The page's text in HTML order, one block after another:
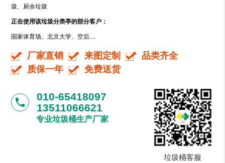
圾、厨余垃圾
正在使用该垃圾分类亭的部分客户：
国家体育场、北京大学、空后....
厂家直销 来图定制
品类齐全
质保一年
免费送货
phone
010-65418097
13511066621
专业垃圾桶生产厂家
垃圾桶客服